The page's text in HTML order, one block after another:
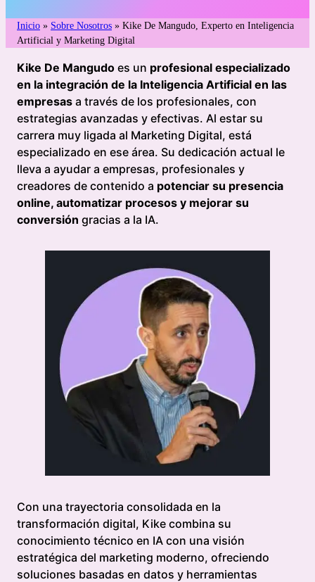
Inicio » Sobre Nosotros » Kike De Mangudo, Experto en Inteligencia
Artificial y Marketing Digital
Kike De Mangudo es un profesional especializado
en la integración de la Inteligencia Artificial en las
empresas a través de los profesionales, con
estrategias avanzadas y efectivas. Al estar su
carrera muy ligada al Marketing Digital, está
especializado en ese área. Su dedicación actual le
lleva a ayudar a empresas, profesionales y
creadores de contenido a potenciar su presencia
online, automatizar procesos y mejorar su
conversión gracias a la IA.
Con una trayectoria consolidada en la
transformación digital, Kike combina su
conocimiento técnico en IA con una visión
estratégica del marketing moderno, ofreciendo
soluciones basadas en datos y herramientas